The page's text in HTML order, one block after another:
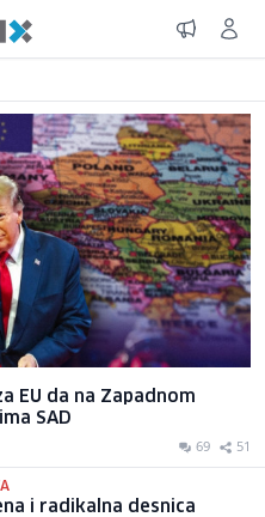
EU da na Zapadnom
SAD
69 51
i radikalna desnica